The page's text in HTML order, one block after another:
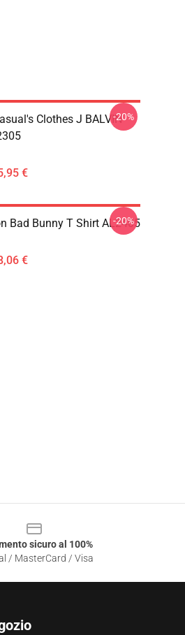
Clothes J BALVIN
€
-20%
Bad Bunny T Shirt AL2405
€
-20%
sicuro al 100%
/ MasterCard / Visa